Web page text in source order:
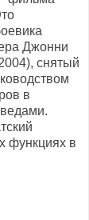
Джонни
снятый
в
функциях в